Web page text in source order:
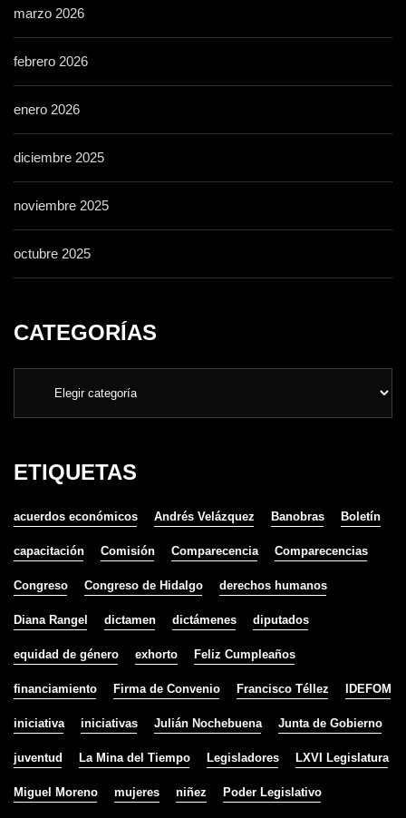
marzo 2026
febrero 2026
enero 2026
diciembre 2025
noviembre 2025
octubre 2025
CATEGORÍAS
ETIQUETAS
acuerdos económicos Andrés Velázquez Banobras Boletín
capacitación Comisión Comparecencia Comparecencias
Congreso Congreso de Hidalgo derechos humanos
Diana Rangel dictamen dictámenes diputados
equidad de género exhorto Feliz Cumpleaños
financiamiento Firma de Convenio Francisco Téllez IDEFOM
iniciativa iniciativas Julián Nochebuena Junta de Gobierno
juventud La Mina del Tiempo Legisladores LXVI Legislatura
Miguel Moreno mujeres niñez Poder Legislativo